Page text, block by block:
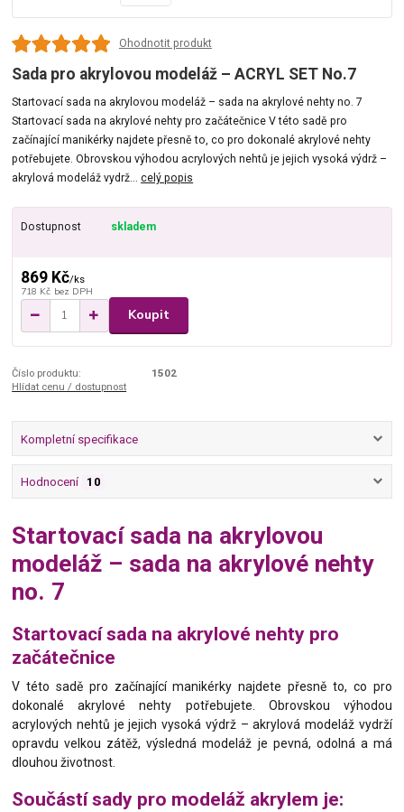
Ohodnotit produkt
Sada pro akrylovou modeláž – ACRYL SET No.7
Startovací sada na akrylovou modeláž – sada na akrylové nehty no. 7
Startovací sada na akrylové nehty pro začátečnice V této sadě pro
začínající manikérky najdete přesně to, co pro dokonalé akrylové nehty
potřebujete. Obrovskou výhodou acrylových nehtů je jejich vysoká výdrž –
akrylová modeláž vydrž...celý popis
Dostupnost skladem
869 Kč/ks
718 Kč bez DPH
Koupit
Číslo produktu:
1502
Hlídat cenu / dostupnost
Kompletní specifikace
Hodnocení 10
Startovací sada na akrylovou
modeláž – sada na akrylové nehty
no. 7
Startovací sada na akrylové nehty pro
začátečnice
V této sadě pro začínající manikérky najdete přesně to, co pro
dokonalé akrylové nehty potřebujete. Obrovskou výhodou
acrylových nehtů je jejich vysoká výdrž – akrylová modeláž vydrží
opravdu velkou zátěž, výsledná modeláž je pevná, odolná a má
dlouhou životnost.
Součástí sady pro modeláž akrylem je: